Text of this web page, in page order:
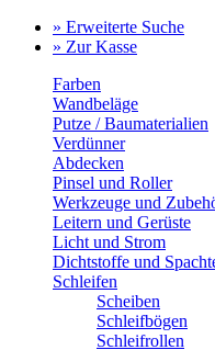
» Erweiterte Suche
» Zur Kasse
Farben
Wandbeläge
Putze / Baumaterialien
Verdünner
Abdecken
Pinsel und Roller
Werkzeuge und
Leitern und Gerüste
Licht und Strom
Dichtstoffe und
Schleifen
Scheiben
Schleifbögen
Schleifrollen